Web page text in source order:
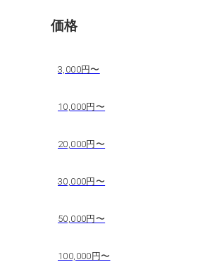
価格
3,000円〜
10,000円〜
20,000円〜
30,000円〜
50,000円〜
100,000円〜